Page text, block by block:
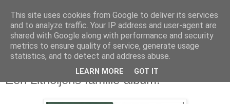
vrijdag 4 november 2011
Een Lithoijens familie-album!
This site uses cookies from Google to deliver its services
and to analyze traffic. Your IP address and user-agent are
shared with Google along with performance and security
metrics to ensure quality of service, generate usage
statistics, and to detect and address abuse.
LEARN MORE GOT IT